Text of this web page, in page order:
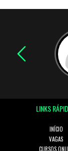
LINKS
INÍCIO
VAGAS
CURSOS